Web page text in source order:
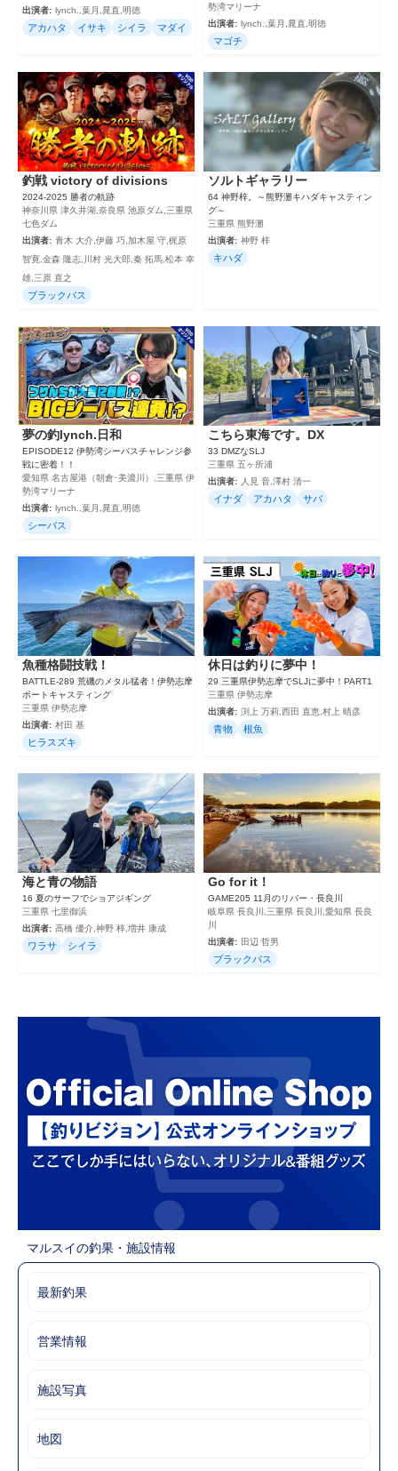
出演者: lynch.,葉月,晁直,明徳
アカハタ イサキ シイラ マダイ
勢湾マリーナ
出演者: lynch.,葉月,晁直,明徳
マゴチ
釣戦 victory of divisions
2024‐2025 勝者の軌跡
神奈川県 津久井湖,奈良県 池原ダム,三重県
七色ダム
出演者: 青木 大介,伊藤 巧,加木屋 守,梶原
智寛,金森 隆志,川村 光大郎,秦 拓馬,松本 幸
雄,三原 直之
ブラックバス
ソルトギャラリー
64 神野梓。～熊野灘キハダキャスティン
グ～
三重県 熊野灘
出演者: 神野 梓
キハダ
夢の釣lynch.日和
EPISODE12 伊勢湾シーバスチャレンジ参
戦に密着！！
愛知県 名古屋港（朝倉･美濃川）,三重県 伊
勢湾マリーナ
出演者: lynch.,葉月,晁直,明徳
シーバス
こちら東海です。DX
33 DMZなSLJ
三重県 五ヶ所浦
出演者:
人見 音,澤村 清一
イナダ アカハタ サバ
魚種格闘技戦！
BATTLE-289 荒磯のメタル猛者！伊勢志摩
ボートキャスティング
三重県 伊勢志摩
出演者: 村田 基
ヒラスズキ
休日は釣りに夢中！
29 三重県伊勢志摩でSLJに夢中！PART1
三重県 伊勢志摩
出演者: 渕上 万莉,西田 直恵,村上 晴彦
青物 根魚
海と青の物語
16 夏のサーフでショアジギング
三重県 七里御浜
出演者: 高橋 優介,神野 梓,増井 康成
ワラサ シイラ
Go for it！
GAME205 11月のリバー・長良川
岐阜県 長良川,三重県 長良川,愛知県 長良
川
出演者: 田辺 哲男
ブラックバス
マルスイの釣果・施設情報
最新釣果
営業情報
施設写真
地図